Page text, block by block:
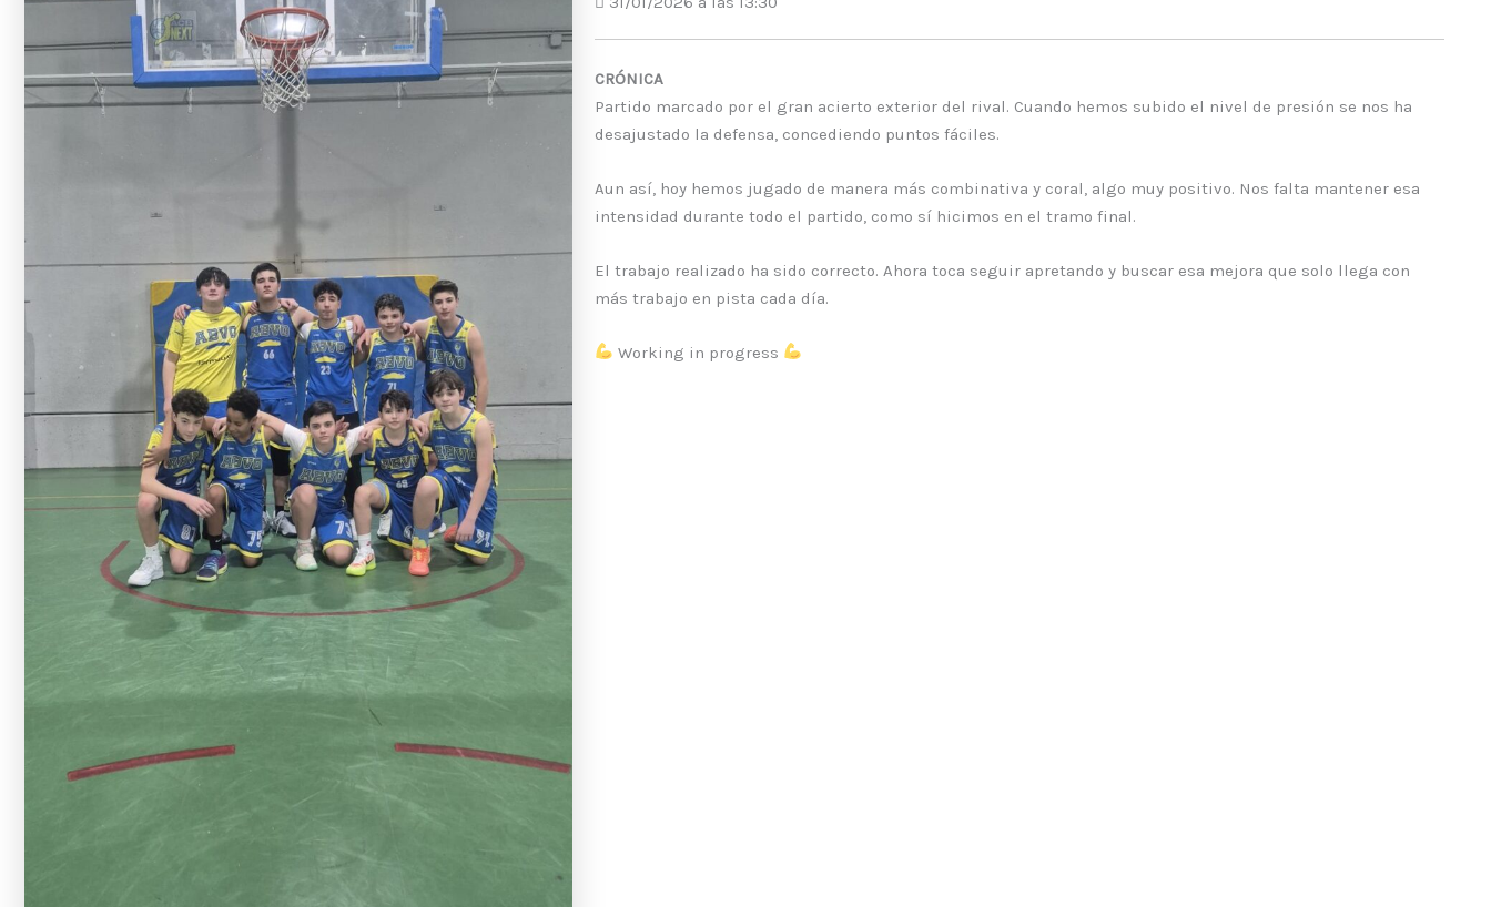
CRÓNICA
Partido marcado por el gran acierto exterior del rival. Cuando hemos subido el nivel de presión se nos ha
desajustado la defensa, concediendo puntos fáciles.
Aun así, hoy hemos jugado de manera más combinativa y coral, algo muy positivo. Nos falta mantener esa
intensidad durante todo el partido, como sí hicimos en el tramo final.
El trabajo realizado ha sido correcto. Ahora toca seguir apretando y buscar esa mejora que solo llega con
más trabajo en pista cada día.
Working in progress